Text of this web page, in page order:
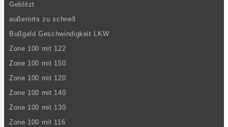
Geblitzt
außerorts zu schnell
Bußgeld Geschwindigkeit LKW
Zone 100 mit 122
Zone 100 mit 150
Zone 100 mit 120
Zone 100 mit 140
Zone 100 mit 130
Zone 100 mit 116